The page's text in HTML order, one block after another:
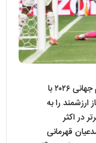
تیم ملی انگلیس در نخستین گام خود در جام جهانی ۲۰۲۶ با
ارزشمند را به
در اکثر
قهرمانی